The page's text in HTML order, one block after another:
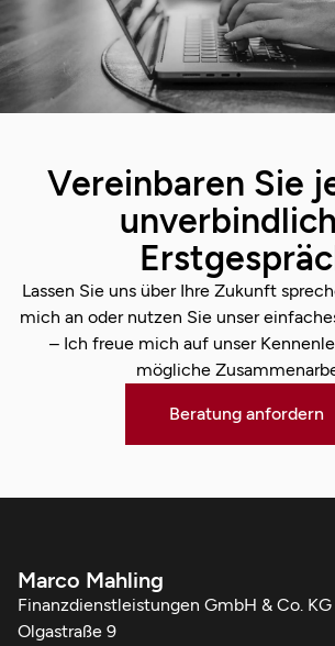
Vereinbaren Sie
Lassen Sie uns über Ihre Zukunft
mich an oder nutzen Sie unser
– Ich freue mich auf unser
mögliche
Beratung anfordern
Marco Mahling
Finanzdienstleistungen GmbH & Co. KG
Olgastraße 9